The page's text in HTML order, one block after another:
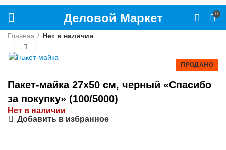
Деловой Маркет 0
Главная Нет в наличии
ПРОДАНО
Пакет-майка 27х50 см, черный «Спасибо
за покупку» (100/5000)
Нет в наличии
Добавить в избранное